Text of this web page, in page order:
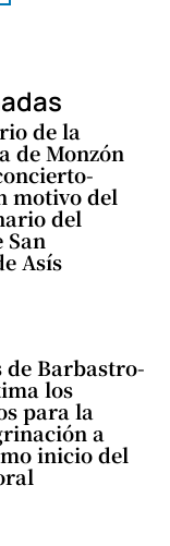
de la
de Monzón
motivo del
del
San
Asís
de Barbastro-
los
para la
a
inicio del